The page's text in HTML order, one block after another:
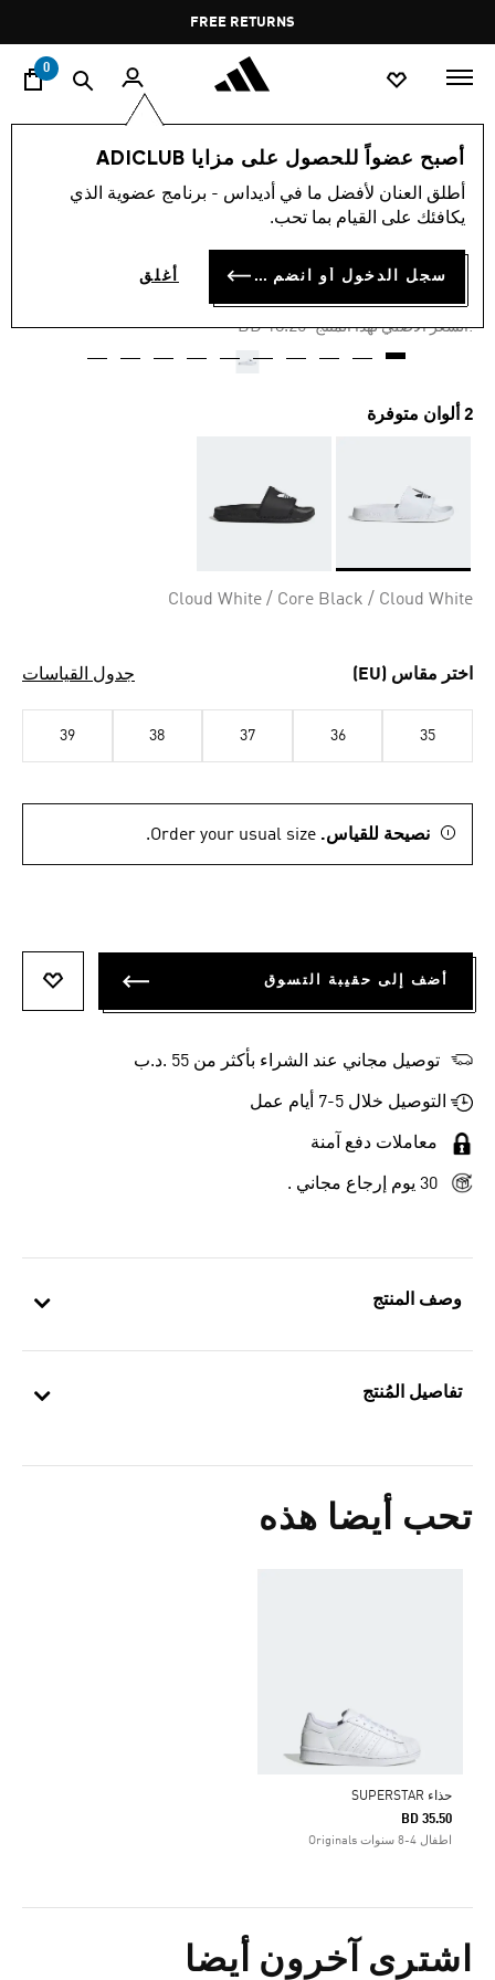
Pause
promotion
rotation
FREE RETURNS
0
أصبح عضواً للحصول على مزايا ADICLUB
أطلق العنان لأفضل ما في أديداس - برنامج عضوية الذي
يكافئك على القيام بما تحب.
سجل الدخول أو انضم الآن أغلق
وصف المنتج
تفاصيل المُنتج
تحب أيضا هذه
حذاء SUPERSTAR
BD 35.50
اطفال 4-8 سنوات Originals
اشترى آخرون أيضا
الأطفال أحذية
-60%
شبشب ADILETTE LITE
BD 6.39
:السعر الأصلي لهذا المنتج Price reduced from
BD 18.25
to
2 ألوان متوفرة
Cloud White / Core Black / Cloud White
اختر مقاس (EU) جدول القياسات
35
36
37
38
39
نصيحة للقياس. Order your usual size.
أضف إلى حقيبة التسوق
توصيل مجاني عند الشراء بأكثر من 55 .د.ب‎
التوصيل خلال 5-7 أيام عمل
معاملات دفع آمنة